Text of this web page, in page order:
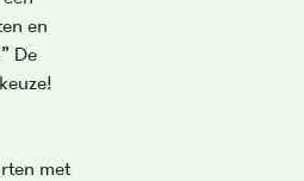
en
De
met